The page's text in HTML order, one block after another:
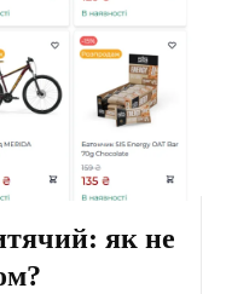
як не